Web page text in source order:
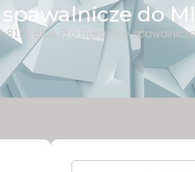
do
8121 Blue Pro Rękawice